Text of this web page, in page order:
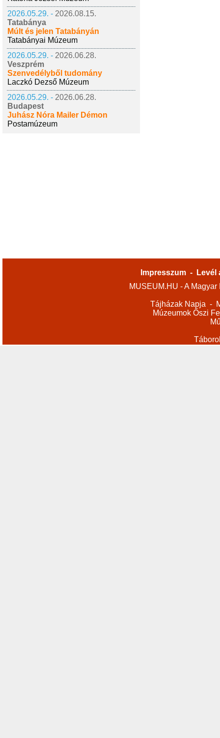
2026.05.29. - 2026.08.15.
Tatabánya
Múlt és jelen Tatabányán
Tatabányai Múzeum
2026.05.29. - 2026.06.28.
Veszprém
Szenvedélyből tudomány
Laczkó Dezső Múzeum
2026.05.29. - 2026.06.28.
Budapest
Juhász Nóra Mailer Démon
Postamúzeum
Impresszum -
Levél
MUSEUM.HU - A
Tájházak Napja -
Múzeumok Őszi